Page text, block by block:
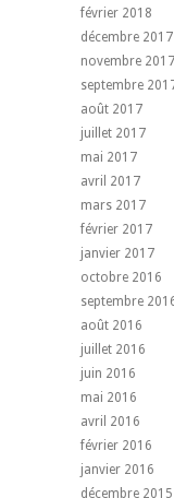
février 2018
décembre 2017
novembre 2017
septembre
août 2017
juillet 2017
mai 2017
avril 2017
mars 2017
février 2017
janvier 2017
octobre 2016
septembre
août 2016
juillet 2016
juin 2016
mai 2016
avril 2016
février 2016
janvier 2016
décembre 2015